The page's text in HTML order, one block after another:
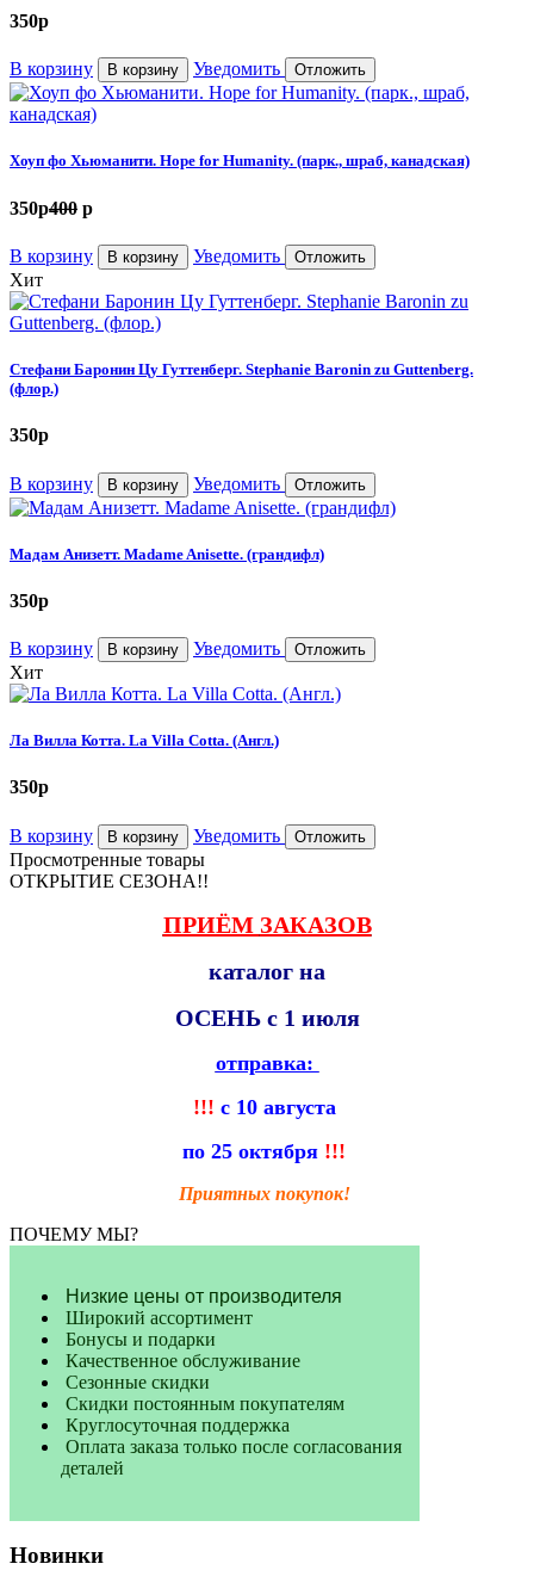
350p
В корзину В корзину Уведомить Отложить
Хоуп фо Хьюманити. Hope for Humanity. (парк., шраб, канадская)
350p400 p
В корзину В корзину Уведомить Отложить
Хит
Стефани Баронин Цу Гуттенберг. Stephanie Baronin zu Guttenberg.
(флор.)
350p
В корзину В корзину Уведомить Отложить
Мадам Анизетт. Madame Anisette. (грандифл)
350p
В корзину В корзину Уведомить Отложить
Хит
Ла Вилла Котта. La Villa Cotta. (Англ.)
350p
В корзину В корзину Уведомить Отложить
Просмотренные товары
ОТКРЫТИЕ СЕЗОНА!!
ПРИЁМ ЗАКАЗОВ
каталог на
ОСЕНЬ с 1 июля
отправка:
!!! с 10 августа
по 25 октября !!!
Приятных покупок!
ПОЧЕМУ МЫ?
Низкие цены от производителя
Широкий ассортимент
Бонусы и подарки
Качественное обслуживание
Сезонные скидки
Скидки постоянным покупателям
Круглосуточная поддержка
Оплата заказа только после согласования
деталей
Новинки